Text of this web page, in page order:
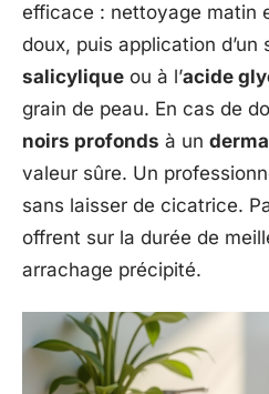
efficace : nettoyage matin
doux, puis application d’un
salicylique ou à l’acide
grain de peau. En cas de
noirs profonds à un
valeur sûre. Un
sans laisser de cicatrice.
offrent sur la durée de
arrachage précipité.